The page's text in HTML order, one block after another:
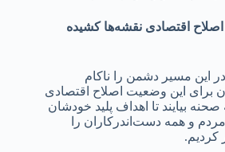
اقتصادی نقشه‌ها کشیده
این مسیر دشمن را ناکام
برای این وضعیت اصلاح اقتصادی
بیایند تا اهداف پلید خودشان
مردم و همه دست‌اندرکاران را
کردیم.